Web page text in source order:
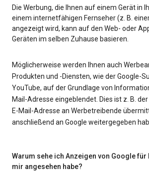
Die Werbung, die Ihnen auf einem Gerät in
einem internetfähigen Fernseher (z. B.
angezeigt wird, kann auf den Web- oder
Geräten im selben Zuhause basieren.
Möglicherweise werden Ihnen auch
Produkten und -Diensten, wie der Google-
YouTube, auf der Grundlage von
Mail-Adresse eingeblendet. Dies ist z. B.
E-Mail-Adresse an Werbetreibende
anschließend an Google weitergegeben
Warum sehe ich Anzeigen von Google für
mir angesehen habe?